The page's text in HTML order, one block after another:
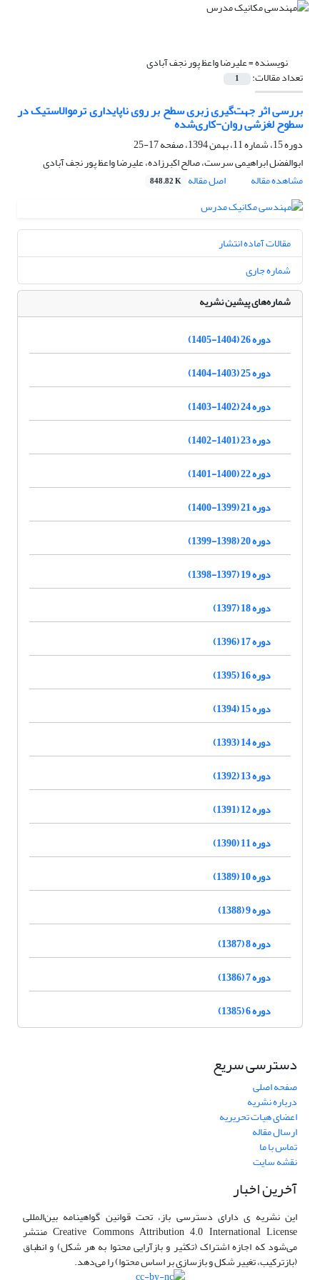
نویسنده =علیرضا واعظ پور نجف آبادی
تعداد مقالات: 1
بررسی اثر جهت‌گیری زبری سطح بر روی ناپایداری ترموالاستیک در
سطوح لغزشی روان-کاری‌شده
دوره 15، شماره 11، بهمن 1394، صفحه
17-25
ابوالفضل ابراهیمی سرست، صالح اکبرزاده، علیرضا واعظ پور نجف آبادی
مشاهده مقاله
اصل مقاله 848.82 K
مقالات آماده انتشار
شماره جاری
شماره‌های پیشین نشریه
دوره 26 (1404-1405)
دوره 25 (1403-1404)
دوره 24 (1402-1403)
دوره 23 (1401-1402)
دوره 22 (1400-1401)
دوره 21 (1399-1400)
دوره 20 (1398-1399)
دوره 19 (1397-1398)
دوره 18 (1397)
دوره 17 (1396)
دوره 16 (1395)
دوره 15 (1394)
دوره 14 (1393)
دوره 13 (1392)
دوره 12 (1391)
دوره 11 (1390)
دوره 10 (1389)
دوره 9 (1388)
دوره 8 (1387)
دوره 7 (1386)
دوره 6 (1385)
دسترسی سریع
صفحه اصلی
درباره نشریه
اعضای هیات تحریریه
ارسال مقاله
تماس با ما
نقشه سایت
آخرین اخبار
این نشریه ی دارای دسترسی باز، تحت قوانین گواهینامه بین‌المللی
Creative Commons Attribution 4.0 International License منتشر
می‌شود که اجازه اشتراک (تکثیر و بازآرایی محتوا به هر شکل) و انطباق
(بازترکیب، تغییر شکل و بازسازی بر اساس محتوا) را می‌دهد.